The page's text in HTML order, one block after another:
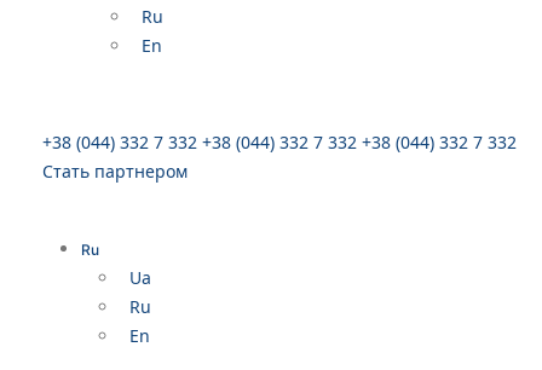
Ru
En
+38 (044) 332 7 332 +38 (044) 332 7 332 +38 (044) 332 7 332
Стать партнером
Ru
Ua
Ru
En